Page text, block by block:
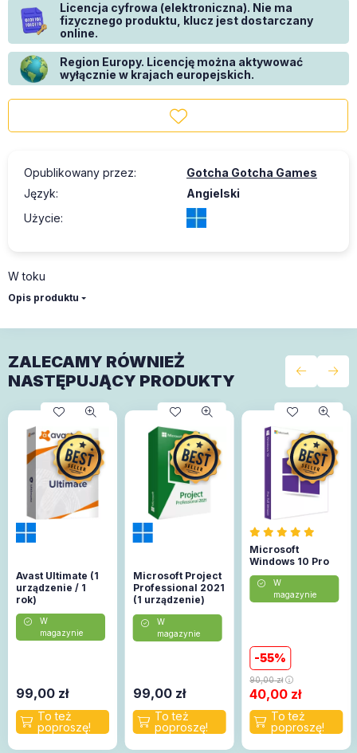
Licencja cyfrowa (elektroniczna). Nie ma
fizycznego produktu, klucz jest dostarczany
online.
Region Europy. Licencję można aktywować
wyłącznie w krajach europejskich.
Opublikowany przez:
Gotcha Gotcha Games
Język:
Angielski
Użycie:
W toku
Opis produktu
ZALECAMY RÓWNIEŻ
NASTĘPUJĄCY PRODUKTY
Avast Ultimate (1
urządzenie / 1
rok)
W
magazynie
99,00 zł
Microsoft Project
Professional 2021
(1 urządzenie)
online)
W
magazynie
99,00zł
Microsoft
Windows 10 Pro
W
magazynie
55
90,00zł
40,00 zł